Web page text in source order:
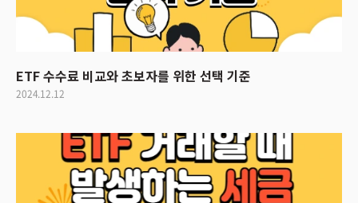
ETF 수수료 비교와 초보자를 위한 선택 기준
2024.12.12